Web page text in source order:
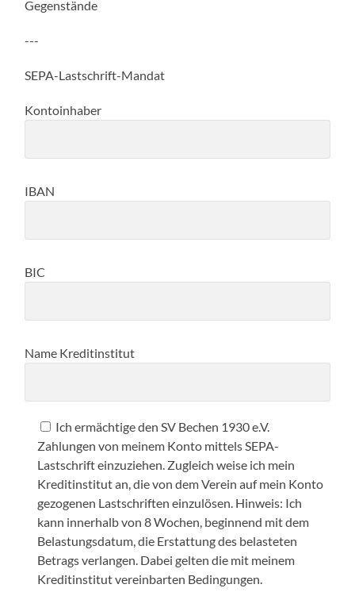
Gegenstände
---
SEPA-Lastschrift-Mandat
Kontoinhaber
IBAN
BIC
Name Kreditinstitut
Ich ermächtige den SV Bechen 1930 e.V.
Zahlungen von meinem Konto mittels SEPA-
Lastschrift einzuziehen. Zugleich weise ich mein
Kreditinstitut an, die von dem Verein auf mein Konto
gezogenen Lastschriften einzulösen. Hinweis: Ich
kann innerhalb von 8 Wochen, beginnend mit dem
Belastungsdatum, die Erstattung des belasteten
Betrags verlangen. Dabei gelten die mit meinem
Kreditinstitut vereinbarten Bedingungen.